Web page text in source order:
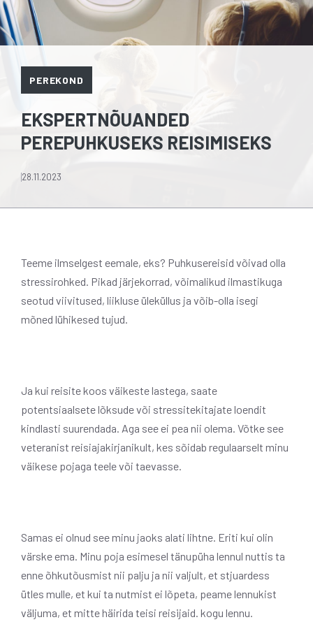
PEREKOND
EKSPERTNÕUANDED
PEREPUHKUSEKS REISIMISEKS
28.11.2023
Teeme ilmselgest eemale, eks? Puhkusereisid võivad olla
stressirohked. Pikad järjekorrad, võimalikud ilmastikuga
seotud viivitused, liikluse üleküllus ja võib-olla isegi
mõned lühikesed tujud.
Ja kui reisite koos väikeste lastega, saate
potentsiaalsete lõksude või stressitekitajate loendit
kindlasti suurendada. Aga see ei pea nii olema. Võtke see
veteranist reisiajakirjanikult, kes sõidab regulaarselt minu
väikese pojaga teele või taevasse.
Samas ei olnud see minu jaoks alati lihtne. Eriti kui olin
värske ema. Minu poja esimesel tänupüha lennul nuttis ta
enne õhkutõusmist nii palju ja nii valjult, et stjuardess
ütles mulle, et kui ta nutmist ei lõpeta, peame lennukist
väljuma, et mitte häirida teisi reisijaid. kogu lennu.